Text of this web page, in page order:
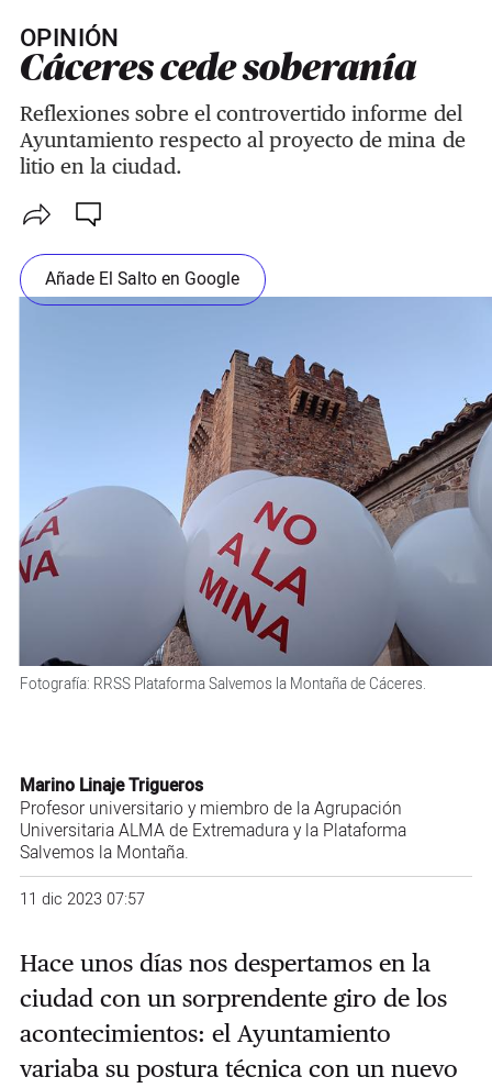
OPINIÓN
Cáceres cede soberanía
Reflexiones sobre el controvertido informe del
Ayuntamiento respecto al proyecto de mina de
litio en la ciudad.
Añade El Salto en Google
Fotografía: RRSS Plataforma Salvemos la Montaña de Cáceres.
Marino Linaje Trigueros
Profesor universitario y miembro de la Agrupación
Universitaria ALMA de Extremadura y la Plataforma
Salvemos la Montaña.
11 dic 2023 07:57
Hace unos días nos despertamos en la
ciudad con un sorprendente giro de los
acontecimientos: el Ayuntamiento
variaba su postura técnica con un nuevo